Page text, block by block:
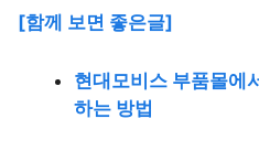
[함께 보면 좋은글]
현대모비스 부품몰에
하는 방법